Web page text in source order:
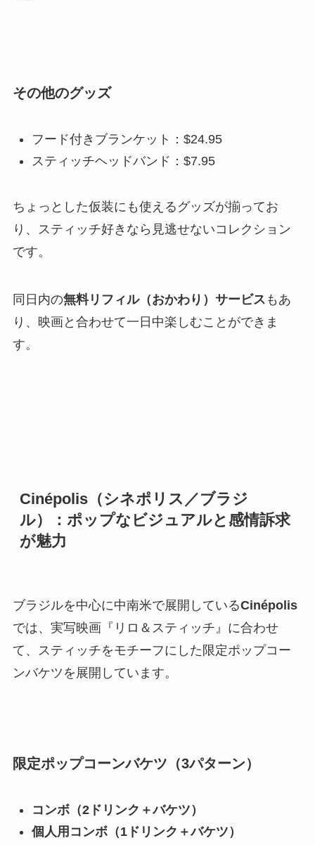
その他のグッズ
フード付きブランケット：$24.95
スティッチヘッドバンド：$7.95
ちょっとした仮装にも使えるグッズが揃ってお
り、スティッチ好きなら見逃せないコレクション
です。
同日内の無料リフィル（おかわり）サービス もあ
り、映画と合わせて一日中楽しむことができま
す。
Cinépolis（シネポリス／ブラジ
ル）：ポップなビジュアルと感情訴求
が魅力
ブラジルを中心に中南米で展開しているCinépolis
では、実写映画『リロ＆スティッチ』に合わせ
て、スティッチをモチーフにした限定ポップコー
ンバケツを展開しています。
限定ポップコーンバケツ（3パターン）
コンボ（2ドリンク＋バケツ）
個人用コンボ（1ドリンク＋バケツ）